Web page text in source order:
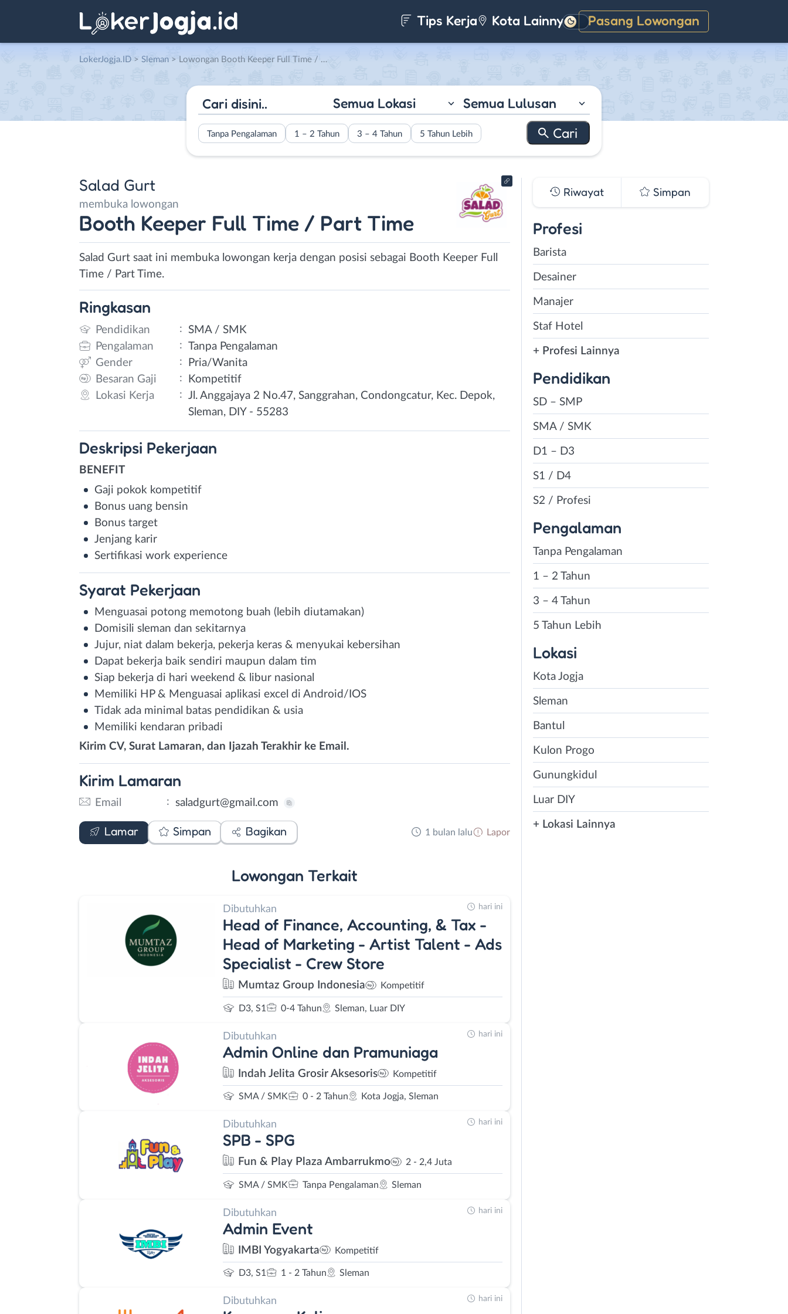
Tips Kerja Kota Lainnya Pasang Lowongan
Gelap
LokerJogja.ID > Sleman > Lowongan Booth Keeper Full Time / Part Time di Salad Gurt
Semua Lokasi Semua Lulusan
Tanpa Pengalaman 1 – 2 Tahun 3 – 4 Tahun 5 Tahun Lebih
Salad Gurt
membuka lowongan
Booth Keeper Full Time / Part Time
Salad Gurt saat ini membuka lowongan kerja dengan posisi sebagai Booth Keeper Full
Time / Part Time.
Ringkasan
Pendidikan : SMA / SMK
Pengalaman
: Tanpa Pengalaman
Gender
:
Pria/Wanita
Besaran Gaji
:
Kompetitif
Lokasi Kerja
: Jl. Anggajaya 2 No.47, Sanggrahan, Condongcatur, Kec. Depok,
Sleman, DIY - 55283
Deskripsi Pekerjaan
BENEFIT
Gaji pokok kompetitif
Bonus uang bensin
Bonus target
Jenjang karir
Sertifikasi work experience
Syarat Pekerjaan
Menguasai potong memotong buah (lebih diutamakan)
Domisili sleman dan sekitarnya
Jujur, niat dalam bekerja, pekerja keras & menyukai kebersihan
Dapat bekerja baik sendiri maupun dalam tim
Siap bekerja di hari weekend & libur nasional
Memiliki HP & Menguasai aplikasi excel di Android/IOS
Tidak ada minimal batas pendidikan & usia
Memiliki kendaran pribadi
Kirim CV, Surat Lamaran, dan Ijazah Terakhir ke Email.
Kirim Lamaran
Email : saladgurt@gmail.com
Lamar
Email
Simpan Bagikan 1 bulan lalu Lapor
Lowongan Terkait
Dibutuhkan
Head of Finance, Accounting, & Tax -
Head of Marketing - Artist Talent - Ads
Specialist - Crew Store
Mumtaz Group Indonesia Kompetitif
D3, S1 0-4 Tahun Sleman, Luar DIY
hari ini
Dibutuhkan
Admin Online dan Pramuniaga
Indah Jelita Grosir Aksesoris Kompetitif
SMA / SMK 0 - 2 Tahun Kota Jogja, Sleman
hari ini
Dibutuhkan
SPB - SPG
Fun & Play Plaza Ambarrukmo 2 - 2,4 Juta
SMA / SMK Tanpa Pengalaman Sleman
hari ini
Dibutuhkan
Admin Event
IMBI Yogyakarta Kompetitif
D3, S1 1 - 2 Tahun Sleman
hari ini
Dibutuhkan hari ini
Riwayat Simpan
Profesi
Barista
Desainer
Manajer
Staf Hotel
+ Profesi Lainnya
Pendidikan
SD – SMP
SMA / SMK
D1 – D3
S1 / D4
S2 / Profesi
Pengalaman
Tanpa Pengalaman
1 – 2 Tahun
3 – 4 Tahun
5 Tahun Lebih
Lokasi
Kota Jogja
Sleman
Bantul
Kulon Progo
Gunungkidul
Luar DIY
+ Lokasi Lainnya